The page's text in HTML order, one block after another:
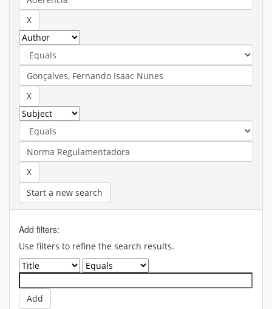
Start a new search
Add filters:
Use filters to refine the search results.